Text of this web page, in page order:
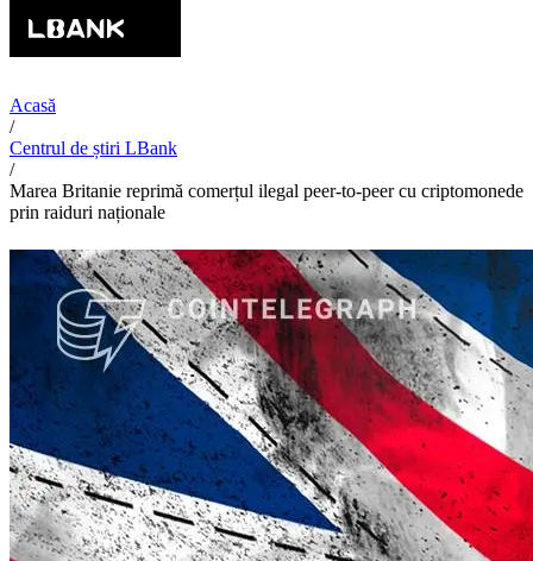
Acasă
/
Centrul de știri LBank
/
Marea Britanie reprimă comerțul ilegal peer-to-peer cu criptomonede
prin raiduri naționale